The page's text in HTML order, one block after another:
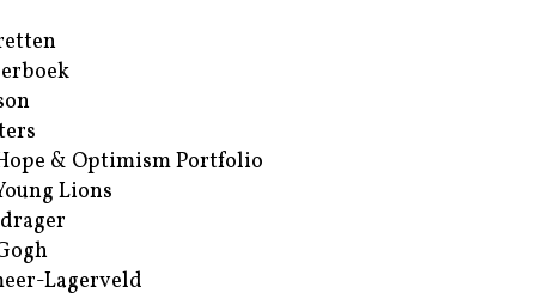
& Optimism Portfolio
Lions
Lagerveld